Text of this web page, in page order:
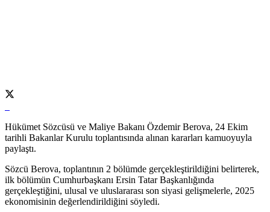
Hükümet Sözcüsü ve Maliye Bakanı Özdemir Berova, 24 Ekim
tarihli Bakanlar Kurulu toplantısında alınan kararları kamuoyuyla
paylaştı.
Sözcü Berova, toplantının 2 bölümde gerçekleştirildiğini belirterek,
ilk bölümün Cumhurbaşkanı Ersin Tatar Başkanlığında
gerçekleştiğini, ulusal ve uluslararası son siyasi gelişmelerle, 2025
ekonomisinin değerlendirildiğini söyledi.